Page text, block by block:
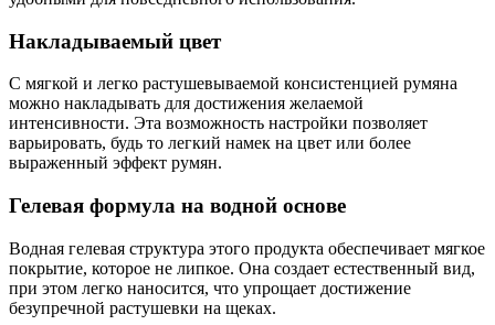
Накладываемый цвет
С мягкой и легко растушевываемой консистенцией румяна
можно накладывать для достижения желаемой
интенсивности. Эта возможность настройки позволяет
варьировать, будь то легкий намек на цвет или более
выраженный эффект румян.
Гелевая формула на водной основе
Водная гелевая структура этого продукта обеспечивает мягкое
покрытие, которое не липкое. Она создает естественный вид,
при этом легко наносится, что упрощает достижение
безупречной растушевки на щеках.